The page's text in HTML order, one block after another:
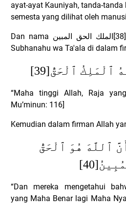
ayat-ayat Kauniyah, tanda-
semesta yang dilihat oleh
Dan nama الملك الحق المبين
Subhanahu wa Ta'ala di dalam
ٱلْمَلِكُ ٱلْحَقُّ[39]
“Maha tinggi Allah, Raja
Mu’minun: 116]
Kemudian dalam firman Allah
ٱللَّهَ هُوَ ٱلْحَقُّ
[40]
“Dan mereka mengetahui
yang Maha Benar lagi Maha